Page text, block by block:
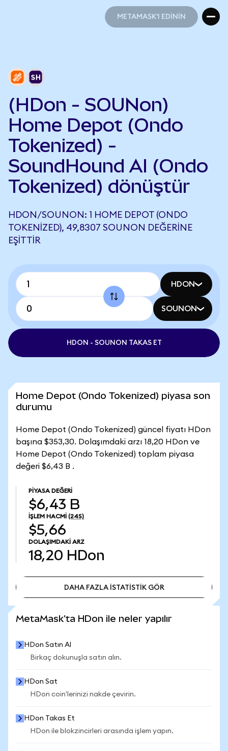
METAMASK'I EDİNİN
(HDon - SOUNon)
Home Depot (Ondo
Tokenized) -
SoundHound AI (Ondo
Tokenized) dönüştür
HDON/SOUNON: 1 HOME DEPOT (ONDO
TOKENIZED), 49,8307 SOUNON DEĞERINE
EŞITTIR
HDON
SOUNON
HDON - SOUNON TAKAS ET
Home Depot (Ondo Tokenized) piyasa son
durumu
Home Depot (Ondo Tokenized) güncel fiyatı HDon
başına $353,30. Dolaşımdaki arzı 18,20 HDon ve
Home Depot (Ondo Tokenized) toplam piyasa
değeri $6,43 B .
PIYASA DEĞERI
$6,43 B
İŞLEM HACMI (24S)
$5,66
DOLAŞIMDAKI ARZ
18,20 HDon
DAHA FAZLA İSTATİSTİK GÖR
MetaMask'ta HDon ile neler yapılır
HDon Satın Al
Birkaç dokunuşla satın alın.
HDon Sat
HDon coin'lerinizi nakde çevirin.
HDon Takas Et
HDon ile blokzincirleri arasında işlem yapın.